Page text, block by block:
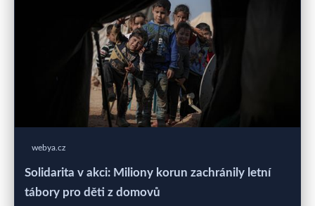
webya.cz
Solidarita v akci: Miliony korun zachránily letní
tábory pro děti z domovů